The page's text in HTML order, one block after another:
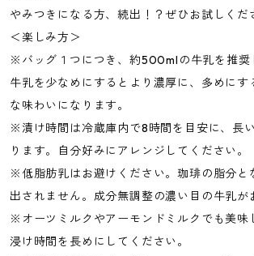
やみつきになる方、続出！？ぜひお試しくだ
＜楽しみ方＞
※バッグ１つにつき、約500mlの牛乳を推奨
牛乳を少なめにするとより濃厚に、多めにす
な味わいになります。
※漬け時間は冷蔵庫内で8時間を目安に、長
ります。自分好みにアレンジしてください。
※低脂肪乳はお避けください。珈琲の脂分と
出されません。成分無調整の濃い目の牛乳が
※オーツミルクやアーモンドミルクでも美味
浸け時間を長めにしてください。